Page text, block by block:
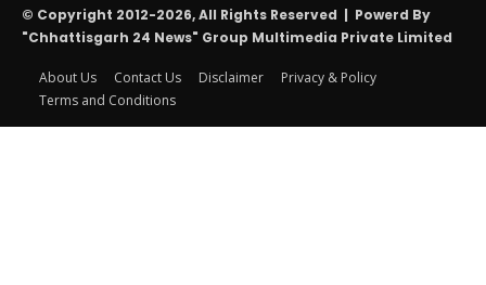
© Copyright 2012-2026, All Rights Reserved | Powerd By
"Chhattisgarh 24 News" Group Multimedia Private Limited
About Us Contact Us Disclaimer
Privacy & Policy
Terms and Conditions